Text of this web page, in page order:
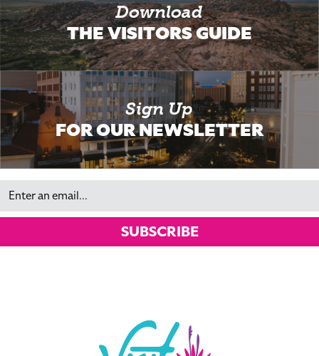
Download
THE VISITORS GUIDE
Sign Up
FOR OUR NEWSLETTER
Email
SUBSCRIBE